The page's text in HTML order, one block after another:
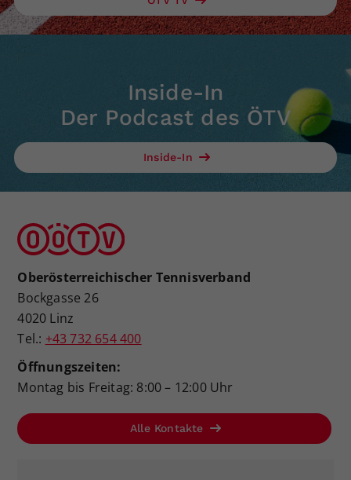
Inside-In
Der Podcast des ÖTV
Inside-In
Oberösterreichischer Tennisverband
Bockgasse 26
4020 Linz
Tel.: +43 732 654 400
Öffnungszeiten:
Montag bis Freitag: 8:00 – 12:00 Uhr
Alle Kontakte